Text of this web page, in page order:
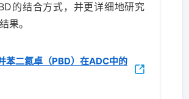
的结合方式，并更详细地研究
果。
苯二氮卓（PBD）在ADC中的